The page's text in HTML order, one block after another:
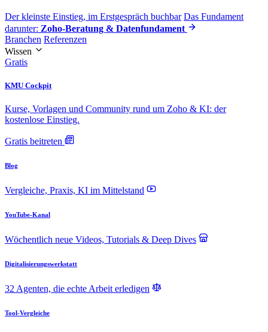
Der kleinste Einstieg, im Erstgespräch buchbar Das Fundament
darunter: Zoho-Beratung & Datenfundament
Branchen Referenzen
Wissen
Gratis
KMU Cockpit
Kurse, Vorlagen und Community rund um Zoho & KI: der
kostenlose Einstieg.
Gratis beitreten
Blog
Vergleiche, Praxis, KI im Mittelstand
YouTube-Kanal
Wöchentlich neue Videos, Tutorials & Deep Dives
Digitalisierungswerkstatt
32 Agenten, die echte Arbeit erledigen
Tool-Vergleiche